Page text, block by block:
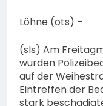
Löhne (ots) –
(sls) Am
wurden
auf der
Eintreffen der
stark